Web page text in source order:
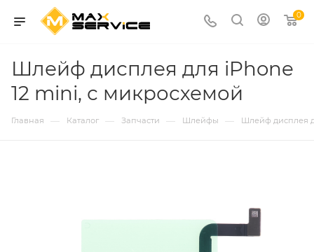
0
Шлейф дисплея для iPhone
12 mini, с микросхемой
Главная — Каталог — Запчасти — Шлейфы — Шлейф дисплея